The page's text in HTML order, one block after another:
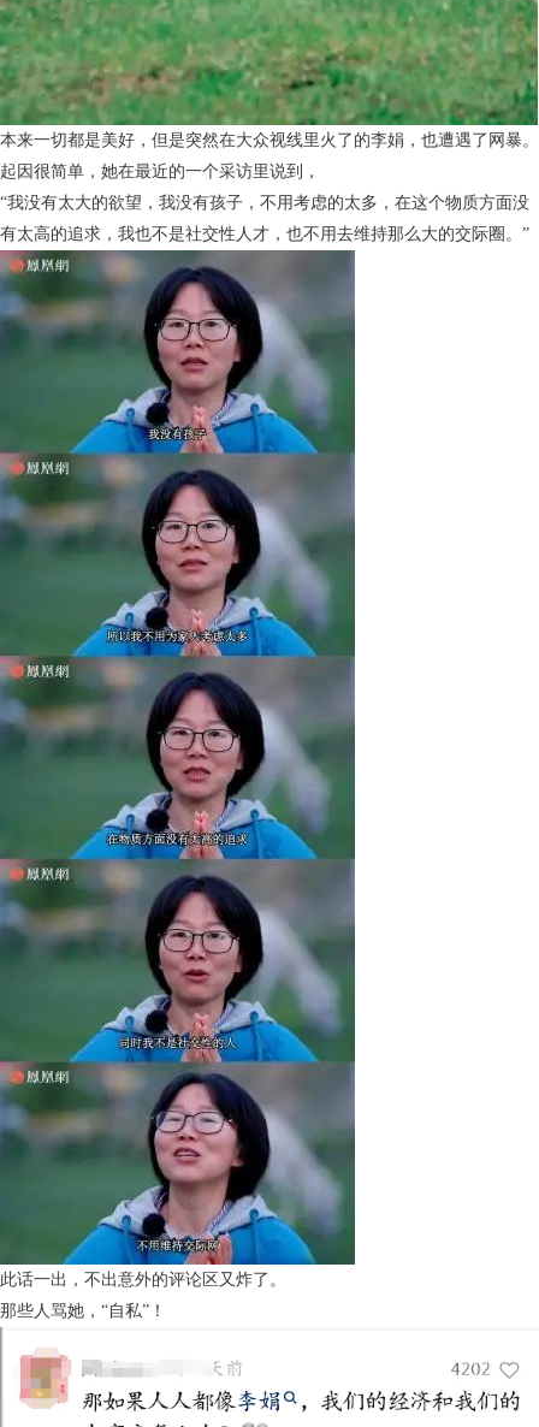
本来一切都是美好，但是突然在大众视线里火了的李娟，也遭遇了网暴。
起因很简单，她在最近的一个采访里说到，
“我没有太大的欲望，我没有孩子，不用考虑的太多，在这个物质方面没
有太高的追求，我也不是社交性人才，也不用去维持那么大的交际圈。”
此话一出，不出意外的评论区又炸了。
那些人骂她，“自私”！